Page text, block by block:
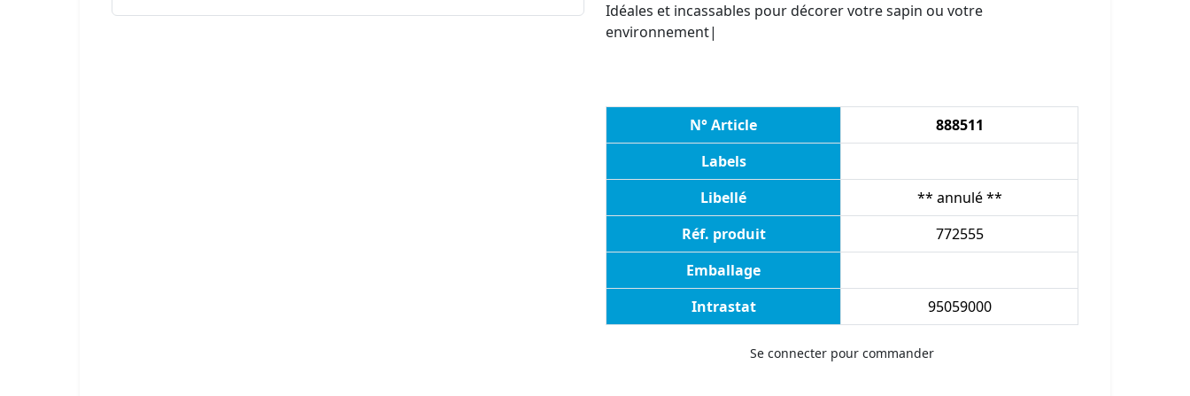
Idéales et incassables pour décorer votre sapin ou votre
environnement|
N° Article
888511
Labels
Libellé
** annulé **
Réf. produit
772555
Emballage
Intrastat
95059000
Se connecter pour commander